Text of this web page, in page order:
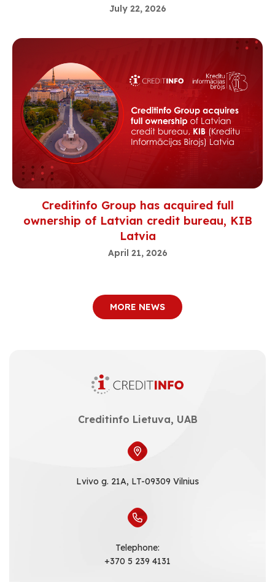
July 22, 2026
Creditinfo Group has acquired full
ownership of Latvian credit bureau, KIB
Latvia
April 21, 2026
MORE NEWS
Creditinfo Lietuva, UAB
Lvivo g. 21A, LT-09309 Vilnius
Telephone:
+370 5 239 4131